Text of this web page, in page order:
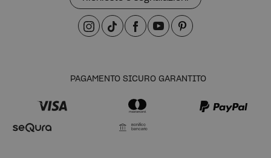
PAGAMENTO SICURO GARANTITO
Bonifico
bancario